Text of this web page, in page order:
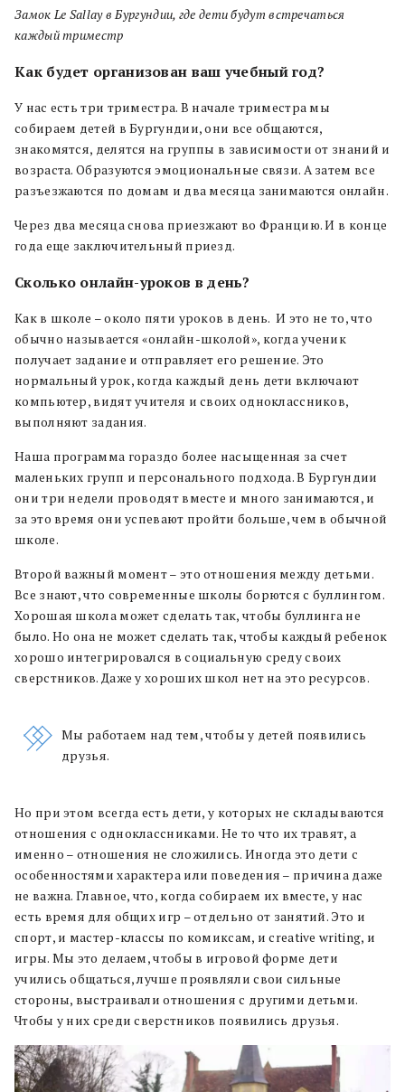
Замок Le Sallay в Бургундии, где дети будут встречаться
каждый триместр
Как будет организован ваш учебный год?
У нас есть три триместра. В начале триместра мы
собираем детей в Бургундии, они все общаются,
знакомятся, делятся на группы в зависимости от знаний и
возраста. Образуются эмоциональные связи. А затем все
разъезжаются по домам и два месяца занимаются онлайн.
Через два месяца снова приезжают во Францию. И в конце
года еще заключительный приезд.
Сколько онлайн-уроков в день?
Как в школе – около пяти уроков в день. И это не то, что
обычно называется «онлайн-школой», когда ученик
получает задание и отправляет его решение. Это
нормальный урок, когда каждый день дети включают
компьютер, видят учителя и своих одноклассников,
выполняют задания.
Наша программа гораздо более насыщенная за счет
маленьких групп и персонального подхода. В Бургундии
они три недели проводят вместе и много занимаются, и
за это время они успевают пройти больше, чем в обычной
школе.
Второй важный момент – это отношения между детьми.
Все знают, что современные школы борются с буллингом.
Хорошая школа может сделать так, чтобы буллинга не
было. Но она не может сделать так, чтобы каждый ребенок
хорошо интегрировался в социальную среду своих
сверстников. Даже у хороших школ нет на это ресурсов.
Мы работаем над тем, чтобы у детей появились
друзья.
Но при этом всегда есть дети, у которых не складываются
отношения с одноклассниками. Не то что их травят, а
именно – отношения не сложились. Иногда это дети с
особенностями характера или поведения – причина даже
не важна. Главное, что, когда собираем их вместе, у нас
есть время для общих игр – отдельно от занятий. Это и
спорт, и мастер-классы по комиксам, и creative writing, и
игры. Мы это делаем, чтобы в игровой форме дети
учились общаться, лучше проявляли свои сильные
стороны, выстраивали отношения с другими детьми.
Чтобы у них среди сверстников появились друзья.